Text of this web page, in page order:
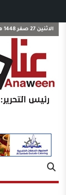
الاثنين 27 صفر 1448 هـ - 10 أغسطس 2026 م